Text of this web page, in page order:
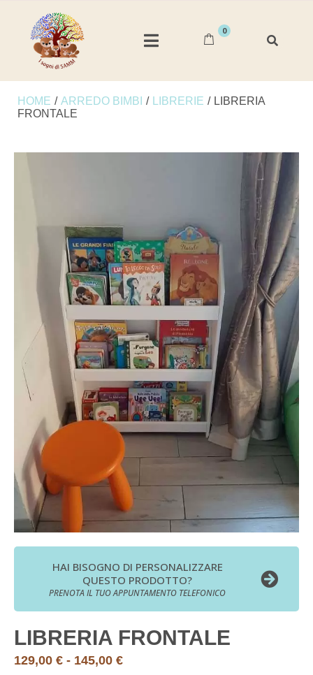
0
HOME / ARREDO BIMBI / LIBRERIE / LIBRERIA
FRONTALE
HAI BISOGNO DI PERSONALIZZARE
QUESTO PRODOTTO?
PRENOTA IL TUO APPUNTAMENTO TELEFONICO
LIBRERIA FRONTALE
129,00 € - 145,00 €